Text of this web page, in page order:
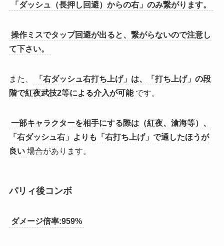
「ダッシュ（長押し回避）からの右」のみ繋がります。
操作ミスでタップ回避が出ると、繋がらないので注意し
て下さい。
また、
「右ダッシュ右打ち上げ」は、「打ち上げ」の段
階で紅夜武技2等による介入が可能 です。
一部キャラクターを相手にする際は（紅夜、滄海等）、
「右ダッシュ右」よりも「右打ち上げ」で通したほうが
良い 場合があります。
パリィ後コンボ
ダメージ倍率:959%